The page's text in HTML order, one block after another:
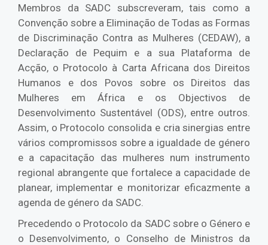
Membros da SADC subscreveram, tais como a
Convenção sobre a Eliminação de Todas as Formas
de Discriminação Contra as Mulheres (CEDAW), a
Declaração de Pequim e a sua Plataforma de
Acção, o Protocolo à Carta Africana dos Direitos
Humanos e dos Povos sobre os Direitos das
Mulheres em África e os Objectivos de
Desenvolvimento Sustentável (ODS), entre outros.
Assim, o Protocolo consolida e cria sinergias entre
vários compromissos sobre a igualdade de género
e a capacitação das mulheres num instrumento
regional abrangente que fortalece a capacidade de
planear, implementar e monitorizar eficazmente a
agenda de género da SADC.
Precedendo o Protocolo da SADC sobre o Género e
o Desenvolvimento, o Conselho de Ministros da